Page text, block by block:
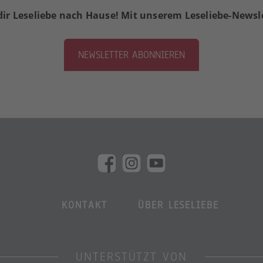
Leseliebe nach Hause! Mit unserem Leseliebe-
NEWSLETTER ABONNIEREN
KONTAKT ÜBER LESELIEBE
UNTERSTÜTZT VON